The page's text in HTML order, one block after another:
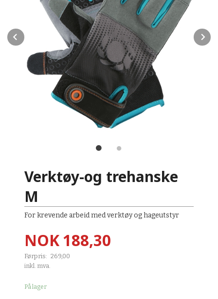
Prev
Verktøy-og trehanske
M
For krevende arbeid med verktøy og hageutstyr
Tilbud
NOK188,30
Førpris: 269,00
Rabatt
inkl. mva.
På lager